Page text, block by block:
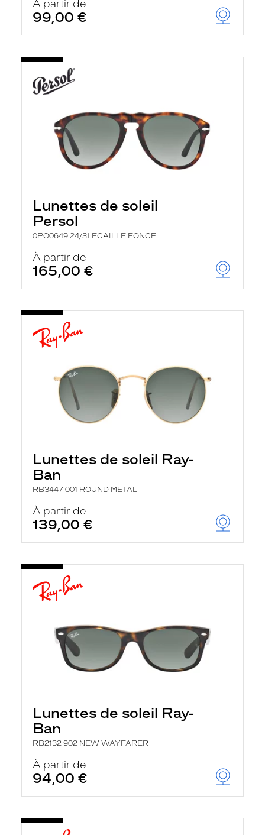
À partir de
99,00 €
Lunettes de soleil
Persol
0PO0649 24/31 ECAILLE FONCE
À partir de
165,00 €
Lunettes de soleil Ray-
Ban
RB3447 001 ROUND METAL
À partir de
139,00 €
Lunettes de soleil Ray-
Ban
RB2132 902 NEW WAYFARER
À partir de
94,00 €